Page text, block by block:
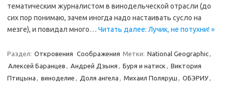
тематическим журналистом в винодельческой отрасли (до
сих пор понимаю, зачем иногда надо настаивать сусло на
мезге), и повидал много… Читать далее: Лучик, не потухни! »
Раздел: Откровения Соображения Метки: National Geographic,
Алексей Баранцев , Андрей Дзыня , Буря и натиск , Виктория
Птицына , виноделие , Доля ангела , Михаил Поляруш , ОБЭРИУ,